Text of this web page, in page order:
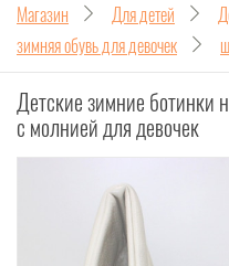
Магазин Для детей
зимняя обувь для девочек
Детские зимние ботинки
с молнией для девочек